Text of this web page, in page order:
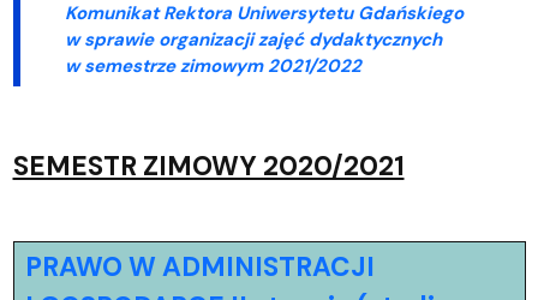
Komunikat Rektora Uniwersytetu Gdańskiego
w sprawie organizacji zajęć dydaktycznych
w semestrze zimowym 2021/2022
SEMESTR ZIMOWY 2020/2021
PRAWO W ADMINISTRACJI